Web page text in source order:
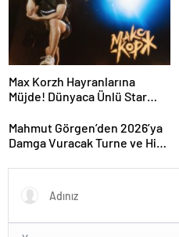
Max Korzh Hayranlarına
Müjde! Dünyaca Ünlü Star
Performansla Hayranlarıyla
Buluşuyor
Mahmut Görgen’den 2026’ya
Damga Vuracak Turne ve Hit